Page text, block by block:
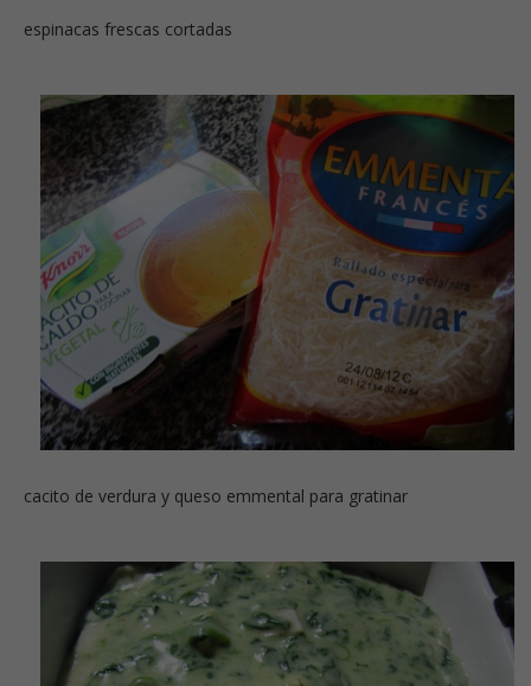
espinacas frescas cortadas
cacito de verdura y queso emmental para gratinar